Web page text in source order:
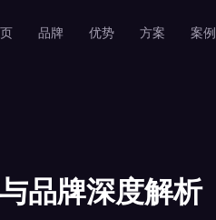
品牌 优势 方案 案例
品牌深度解析